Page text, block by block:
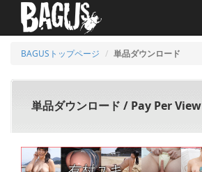
BAGUSトップページ 単品ダウンロード
単品ダウンロード / Pay Per View